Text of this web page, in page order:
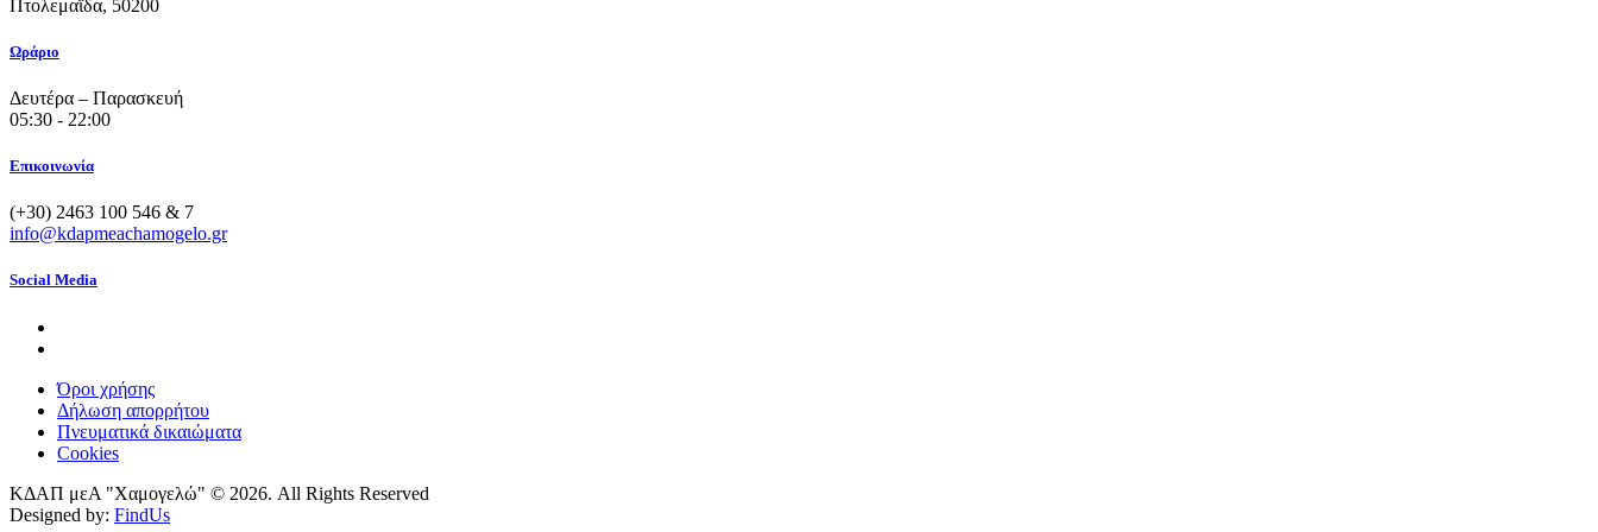
Πτολεμαΐδα, 50200
Ωράριο
Δευτέρα – Παρασκευή
05:30 - 22:00
Επικοινωνία
(+30) 2463 100 546 & 7
info@kdapmeachamogelo.gr
Social Media
Όροι χρήσης
Δήλωση απορρήτου
Πνευματικά δικαιώματα
Cookies
ΚΔΑΠ μεΑ "Χαμογελώ" © 2026. All Rights Reserved
Designed by: FindUs